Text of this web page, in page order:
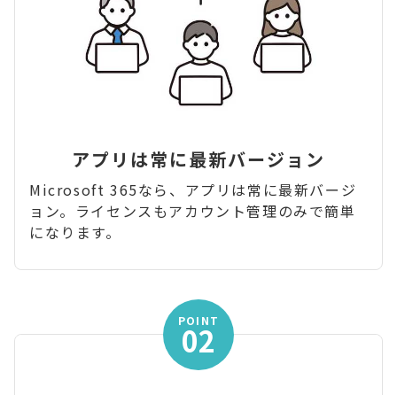
アプリは常に最新バージョン
Microsoft 365なら、アプリは常に最新バージ
ョン。ライセンスもアカウント管理のみで簡単
になります。
POINT
02